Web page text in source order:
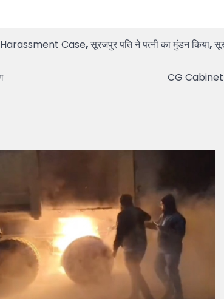
Case,सूरजपुर पति ने पत्नी का मुंडन किया,
CG Cabinet